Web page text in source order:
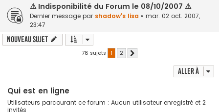
⚠ Indisponibilité du Forum le 08/10/2007 ⚠
Dernier message par shadow's lisa « mar. 02 oct. 2007,
23:47
Nouveau sujet
78 sujets 1 2
Aller à
Qui est en ligne
Utilisateurs parcourant ce forum : Aucun utilisateur enregistré et 2
invités